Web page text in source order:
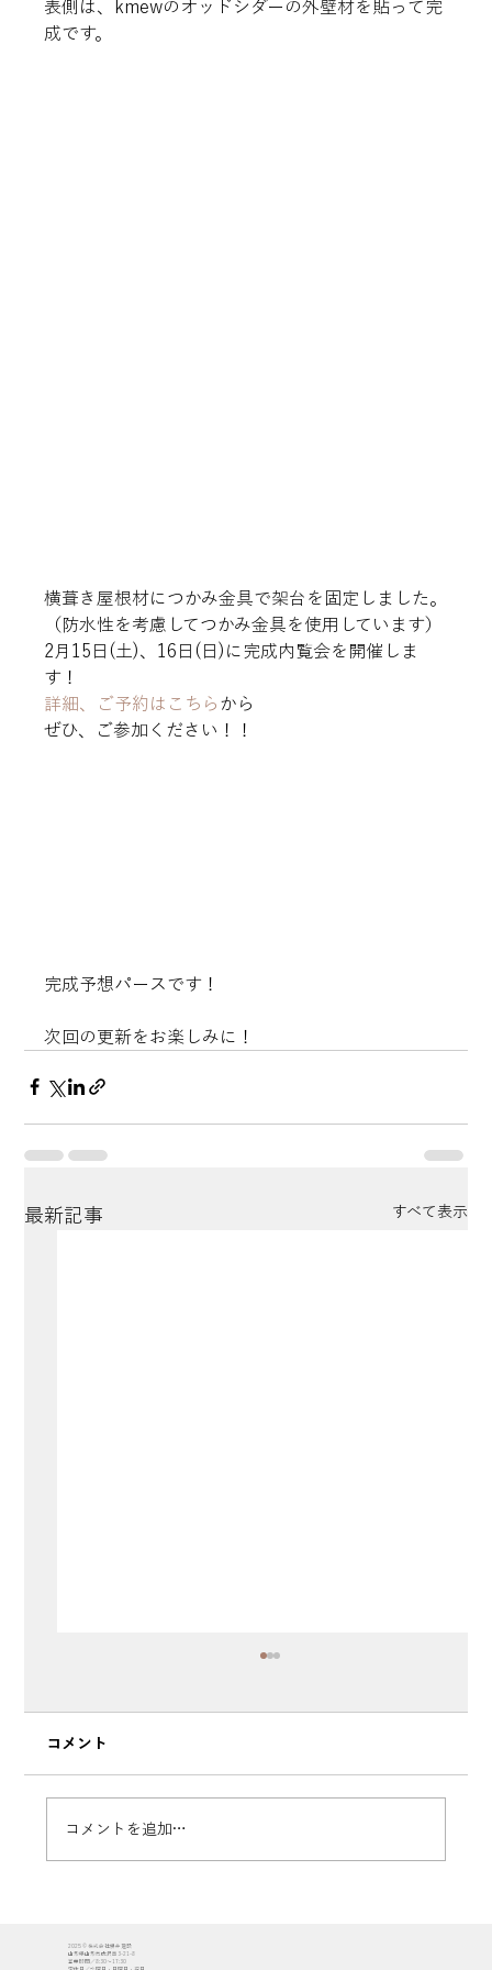
表側は、kmewのオッドシダーの外壁材を貼って完
成です。
横葺き屋根材につかみ金具で架台を固定しました。
（防水性を考慮してつかみ金具を使用しています）
2月15日(土)、16日(日)に完成内覧会を開催しま
詳細、ご予約はこちら から
ぜひ、ご参加ください！！
完成予想パースです！
次回の更新をお楽しみに！
最新記事 すべて表示
ぴ」グランドオープン！2日間で146組351
コメント
コメントを追加…
2025 © 株式会社櫻井建設
山形県山形市成沢西3-21-8
営業時間／8:30〜17:30